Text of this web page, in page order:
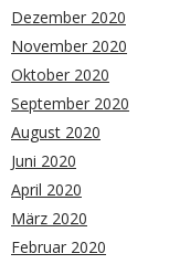
Dezember 2020
November 2020
Oktober 2020
September 2020
August 2020
Juni 2020
April 2020
März 2020
Februar 2020